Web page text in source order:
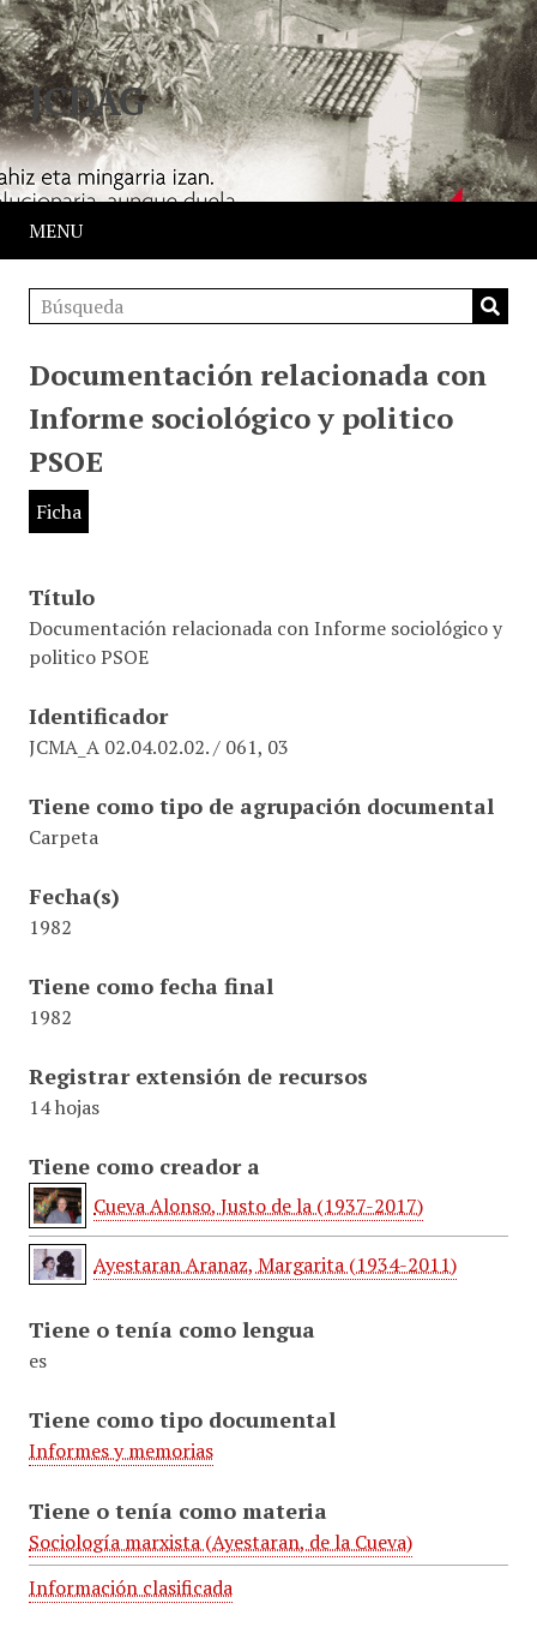
JCDAG
MENU
Documentación relacionada con
Informe sociológico y politico
PSOE
Ficha
Título
Documentación relacionada con Informe sociológico y
politico PSOE
Identificador
JCMA_A 02.04.02.02. / 061, 03
Tiene como tipo de agrupación documental
Carpeta
Fecha(s)
1982
Tiene como fecha final
1982
Registrar extensión de recursos
14 hojas
Tiene como creador a
Cueva Alonso, Justo de la (1937-2017)
Ayestaran Aranaz, Margarita (1934-2011)
Tiene o tenía como lengua
es
Tiene como tipo documental
Informes y memorias
Tiene o tenía como materia
Sociología marxista (Ayestaran, de la Cueva)
Información clasificada